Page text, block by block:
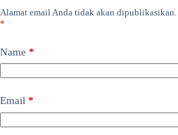
Alamat email Anda tidak akan dipublikasikan.
*
Name *
Email *